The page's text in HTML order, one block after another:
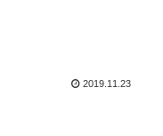
2019.11.23